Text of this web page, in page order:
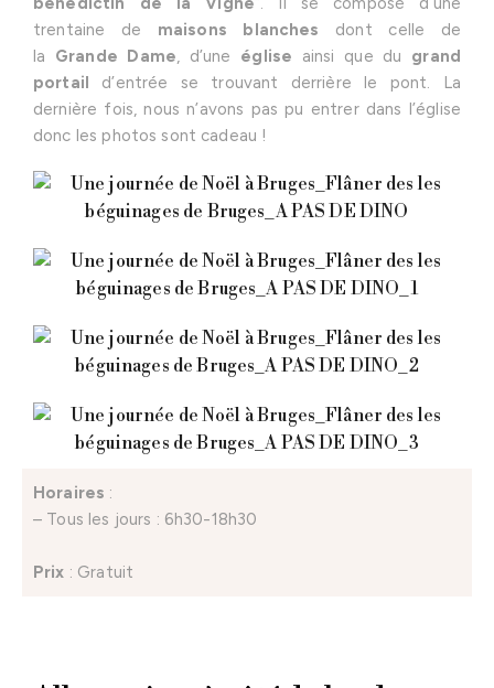
trentaine de maisons blanches dont celle de
la Grande Dame, d’une église ainsi que du grand
portail
d’entrée se trouvant derrière le pont. La
dernière fois, nous n’avons pas pu entrer dans l’église
donc les photos sont cadeau !
Horaires :
– Tous les jours : 6h30-18h30
Prix : Gratuit